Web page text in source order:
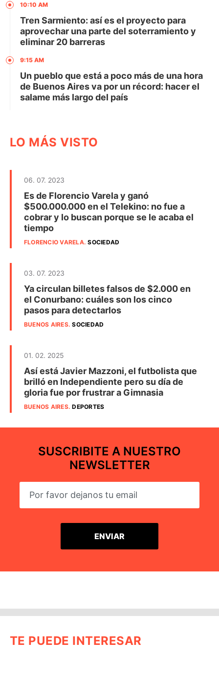
10:10 AM
Tren Sarmiento: así es el proyecto para
aprovechar una parte del soterramiento y
eliminar 20 barreras
9:15 AM
Un pueblo que está a poco más de una hora
de Buenos Aires va por un récord: hacer el
salame más largo del país
LO MÁS VISTO
06. 07. 2023
Es de Florencio Varela y ganó
$500.000.000 en el Telekino: no fue a
cobrar y lo buscan porque se le acaba el
tiempo
FLORENCIO VARELA.SOCIEDAD
03. 07. 2023
Ya circulan billetes falsos de $2.000 en
el Conurbano: cuáles son los cinco
pasos para detectarlos
BUENOS AIRES.SOCIEDAD
01. 02. 2025
Así está Javier Mazzoni, el futbolista que
brilló en Independiente pero su día de
gloria fue por frustrar a Gimnasia
BUENOS AIRES.DEPORTES
SUSCRIBITE A NUESTRO
NEWSLETTER
TE PUEDE INTERESAR